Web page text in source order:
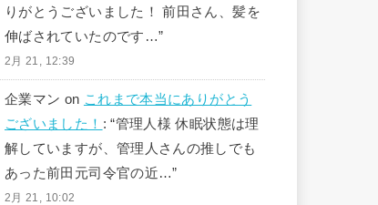
りがとうございました！ 前田さん、髪を
伸ばされていたのです…”
2月 21, 12:39
企業マン on これまで本当にありがとう
ございました！ : “管理人様 休眠状態は理
解していますが、管理人さんの推しでも
あった前田元司令官の近…”
2月 21, 10:02